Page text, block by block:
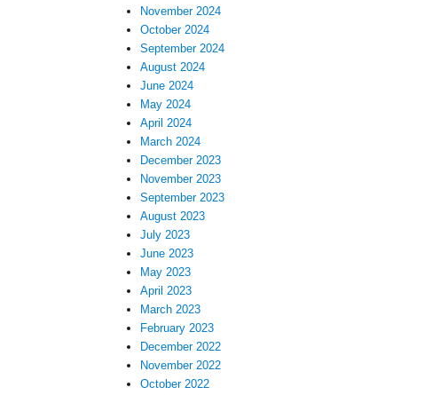
November 2024
October 2024
September 2024
August 2024
June 2024
May 2024
April 2024
March 2024
December 2023
November 2023
September 2023
August 2023
July 2023
June 2023
May 2023
April 2023
March 2023
February 2023
December 2022
November 2022
October 2022